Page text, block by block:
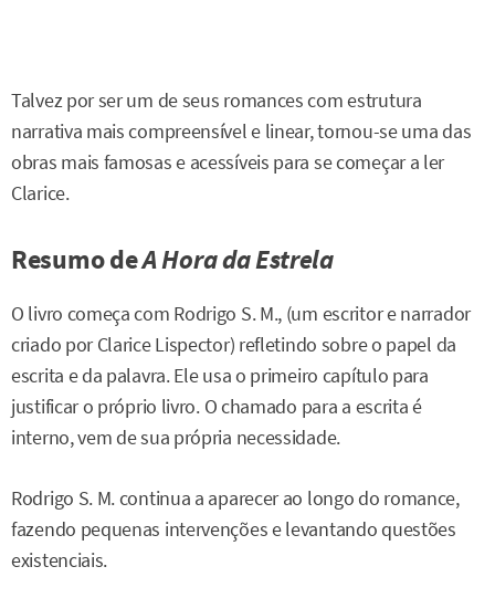
Talvez por ser um de seus romances com estrutura
narrativa mais compreensível e linear, tornou-se uma das
obras mais famosas e acessíveis para se começar a ler
Clarice.
Resumo deA Hora da Estrela
O livro começa com Rodrigo S. M., (um escritor e narrador
criado por Clarice Lispector) refletindo sobre o papel da
escrita e da palavra. Ele usa o primeiro capítulo para
justificar o próprio livro. O chamado para a escrita é
interno, vem de sua própria necessidade.
Rodrigo S. M. continua a aparecer ao longo do romance,
fazendo pequenas intervenções e levantando questões
existenciais.